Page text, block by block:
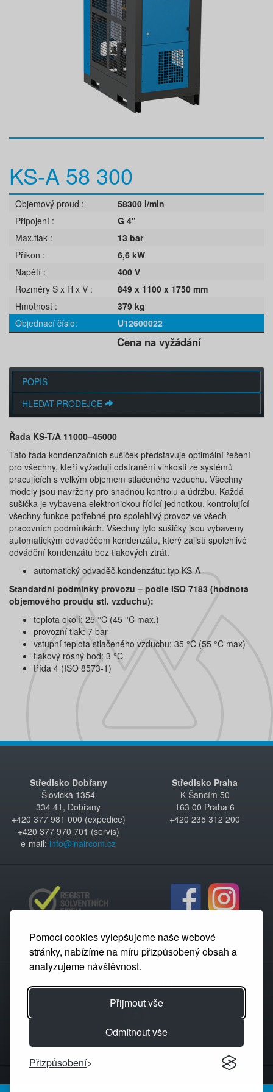
Pomocí cookies vylepšujeme naše webové
stránky, nabízíme na míru přizpůsobený obsah a
analyzujeme návštěvnost.
Přijmout vše
Odmítnout vše
Přizpůsobení
KS-A 58 300
Objemový proud
58300 l/min
Připojení
G 4"
Max.tlak
13 bar
Příkon
6,6 kW
Napětí
400 V
Rozměry Š x H x V
849 x 1100 x 1750 mm
Hmotnost
379 kg
Objednací číslo
U12600022
Cena na vyžádání
POPIS
HLEDAT PRODEJCE
Řada KS-T/A 11000–45000
Tato řada kondenzačních sušiček představuje optimální řešení
pro všechny, kteří vyžadují odstranění vlhkosti ze systémů
pracujících s velkým objemem stlačeného vzduchu. Všechny
modely jsou navrženy pro snadnou kontrolu a údržbu. Každá
sušička je vybavena elektronickou řídící jednotkou, kontrolující
všechny funkce potřebné pro spolehlivý provoz ve všech
pracovních podmínkách. Všechny tyto sušičky jsou vybaveny
automatickým odvaděčem kondenzátu, který zajistí spolehlivé
odvádění kondenzátu bez tlakových ztrát.
automatický odvaděč kondenzátu: typ KS-A
Standardní podmínky provozu – podle ISO 7183 (hodnota
objemového proudu stl. vzduchu):
teplota okolí: 25 °C (45 °C max.)
provozní tlak: 7 bar
vstupní teplota stlačeného vzduchu: 35 °C (55 °C max)
tlakový rosný bod: 3 °C
třída 4 (ISO 8573-1)
Středisko Dobřany
Šlovická 1354
334 41, Dobřany
+420 377 981 000 (expedice)
+420 377 970 701 (servis)
e-mail: info@inaircom.cz
Středisko Praha
K Šancím 50
163 00 Praha 6
+420 235 312 200
Partnerský portál